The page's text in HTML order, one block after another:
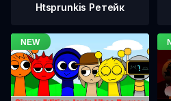
Htsprunkis Ретейк